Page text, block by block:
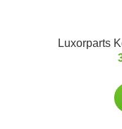
Luxorparts